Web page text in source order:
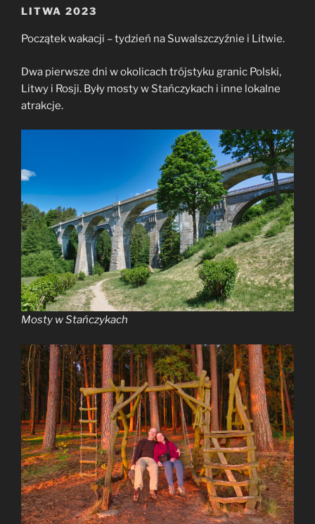
LITWA 2023
Początek wakacji – tydzień na Suwalszczyźnie i Litwie.
Dwa pierwsze dni w okolicach trójstyku granic Polski,
Litwy i Rosji. Były mosty w Stańczykach i inne lokalne
atrakcje.
Mosty w Stańczykach